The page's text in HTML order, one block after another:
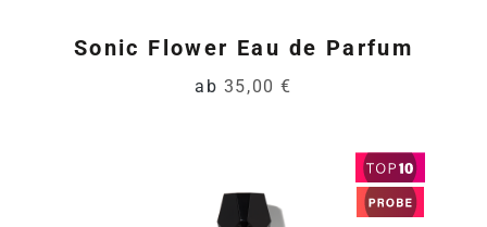
Sonic Flower Eau de Parfum
ab 35,00 €